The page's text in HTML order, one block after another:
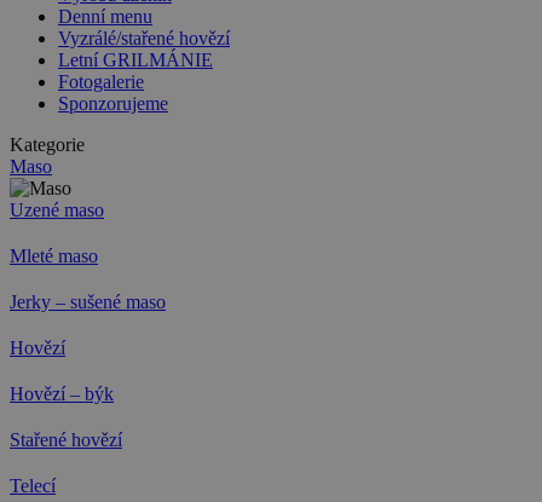
Denní menu
Vyzrálé/stařené hovězí
Letní GRILMÁNIE
Fotogalerie
Sponzorujeme
Kategorie
Maso
Uzené maso
Mleté maso
Jerky – sušené maso
Hovězí
Hovězí – býk
Stařené hovězí
Telecí